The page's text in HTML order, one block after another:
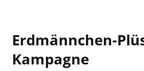
Erdmännchen-
Kampagne